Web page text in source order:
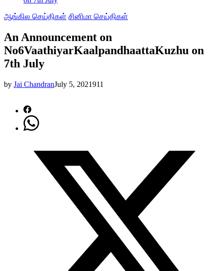
ஆங்கில செய்திகள் சினிமா செய்திகள்
An Announcement on
No6VaathiyarKaalpandhaattaKuzhu on
7th July
by Jai ChandranJuly 5, 2021911